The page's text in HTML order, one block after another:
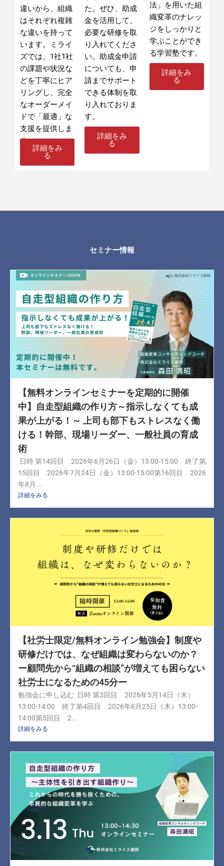
違いから、組織
はそれぞれ複雑
な違いを持って
います。
ミライ
ズでは、1社1社
の課題や状況な
どを丁寧にヒア
リングし、完全
なオーダーメイ
ドで「最適」な
支援を提供しま
す。
詳細をみ
る
た。ぜひ、助成
金を活用して、
必要な研修を取
り入れてくださ
い。助成金申請
についても、申
請までサポート
できる体制を取
り入れておりま
す。
詳細をみ
る
法」を用いた組
織変革のナレッ
ジをしっかりと
学ぶことができ
る学習塾です。
詳細をみ
る
セミナー情報
【無料オンラインセミナーを定期的に開催
中】自走型組織の作り方～指示しなくても成
果が上がる！～ 上司も部下もストレスなく働
ける！幹部、現場リーダー、一般社員の育成
術
日時 第14回目 2026年6月26日（金）13:00-15:00 終了第
15回目 2026年7月24日（金）13:00-15:00第16回目 2026
年8月...
詳細をみる
【社労士限定/無料オンライン勉強会】制度や
研修だけでは、なぜ組織は変わらないのか？
ー顧問先から“組織の相談”が増えても困らない
社労士になるための45分ー
勉強会に申し込む 日時 第3回目 2026年5月14日（木）
13:00-14:00 終了第4回目 2026年6月25日（木）13:00-
14:00第5回目 2...
詳細をみる